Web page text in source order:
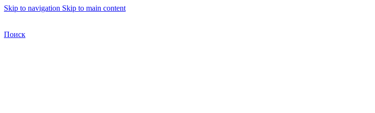
Skip to navigation Skip to main content
Поиск